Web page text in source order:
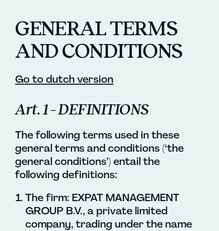
GENERAL TERMS
AND CONDITIONS
Go to dutch version
Art. 1 – DEFINITIONS
The following terms used in these
general terms and conditions (‘the
general conditions’) entail the
following definitions:
The firm: EXPAT MANAGEMENT
GROUP B.V., a private limited
company, trading under the name